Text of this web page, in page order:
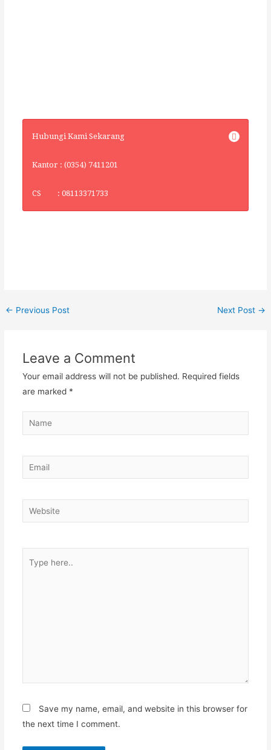
Hubungi Kami Sekarang
Kantor : (0354) 7411201
CS : 08113371733
← Previous Post Next Post →
Leave a Comment
Your email address will not be published. Required fields
are marked *
Name
Email
Website
here..
Save my name, email, and website in this browser for
the next time I comment.